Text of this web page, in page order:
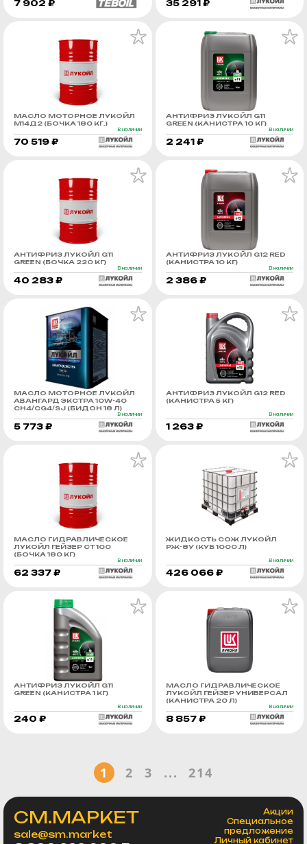
7 902 ₽ 35 291 ₽
МАСЛО МОТОРНОЕ ЛУКОЙЛ
М14Д2 (БОЧКА 180 КГ.)
В наличии
70 519 ₽
АНТИФРИЗ ЛУКОЙЛ G11
GREEN (КАНИСТРА 10 КГ)
В наличии
2 241 ₽
АНТИФРИЗ ЛУКОЙЛ G11
GREEN (БОЧКА 220 КГ)
В наличии
40 283 ₽
АНТИФРИЗ ЛУКОЙЛ G12 RED
(КАНИСТРА 10 КГ)
В наличии
2 386 ₽
МАСЛО МОТОРНОЕ ЛУКОЙЛ
АВАНГАРД ЭКСТРА 10W-40
CH4/CG4/SJ (БИДОН 18 Л)
В наличии
5 773 ₽
АНТИФРИЗ ЛУКОЙЛ G12 RED
(КАНИСТРА 5 КГ)
В наличии
1 263 ₽
МАСЛО ГИДРАВЛИЧЕСКОЕ
ЛУКОЙЛ ГЕЙЗЕР СТ 100
(БОЧКА 180 КГ)
В наличии
62 337 ₽
ЖИДКОСТЬ СОЖ ЛУКОЙЛ
РЖ-8У (КУБ 1000 Л)
В наличии
426 066 ₽
АНТИФРИЗ ЛУКОЙЛ G11
GREEN (КАНИСТРА 1 КГ)
В наличии
240 ₽
МАСЛО ГИДРАВЛИЧЕСКОЕ
ЛУКОЙЛ ГЕЙЗЕР УНИВЕРСАЛ
(КАНИСТРА 20 Л)
В наличии
8 857 ₽
1 2 3 ... 214
СМ.МАРКЕТ
sale@sm.market
Акции
Специальное
предложение
Личный кабинет